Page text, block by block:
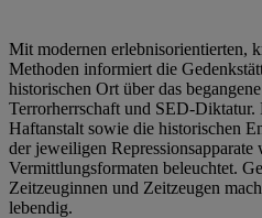
Mit modernen erlebnisorientierten,
Methoden informiert die
historischen Ort über das
Terrorherrschaft und SED-Diktatur.
Haftanstalt sowie die historischen
der jeweiligen
Vermittlungsformaten beleuchtet.
Zeitzeuginnen und Zeitzeugen
lebendig.